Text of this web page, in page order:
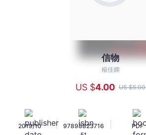
信物
楊佳嫻
US $4.00 US $5.00
2019/10 |
97898823716
PDF